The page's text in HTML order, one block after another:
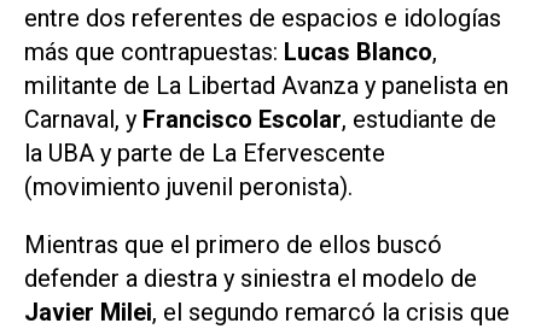
entre dos referentes de espacios e idologías
más que contrapuestas: Lucas Blanco,
militante de La Libertad Avanza y panelista en
Carnaval, y Francisco Escolar, estudiante de
la UBA y parte de La Efervescente
(movimiento juvenil peronista).
Mientras que el primero de ellos buscó
defender a diestra y siniestra el modelo de
Javier Milei, el segundo remarcó la crisis que